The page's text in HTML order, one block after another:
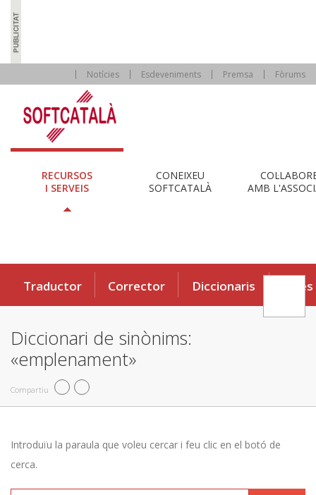
Notícies Esdeveniments Premsa Fòrums
RECURSOS
I SERVEIS
CONEIXEU
SOFTCATALÀ
AMB
Traductor Corrector Diccionaris Eines
Diccionari de sinònims:
«emplenament»
Compartiu
Introduïu la paraula que voleu cercar i feu clic en el botó de
cerca.